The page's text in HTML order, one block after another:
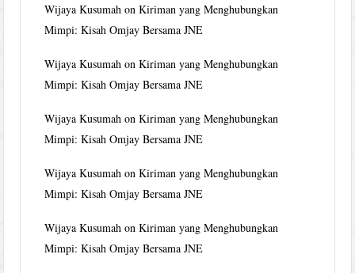
Wijaya Kusumah onKiriman yang Menghubungkan
Mimpi: Kisah Omjay Bersama JNE
Wijaya Kusumah onKiriman yang Menghubungkan
Mimpi: Kisah Omjay Bersama JNE
Wijaya Kusumah onKiriman yang Menghubungkan
Mimpi: Kisah Omjay Bersama JNE
Wijaya Kusumah onKiriman yang Menghubungkan
Mimpi: Kisah Omjay Bersama JNE
Wijaya Kusumah onKiriman yang Menghubungkan
Mimpi: Kisah Omjay Bersama JNE